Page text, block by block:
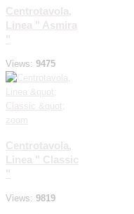
Centrotavola,
Linea " Asmira
"
Views: 9475
zoom
Centrotavola,
Linea " Classic
"
Views: 9819